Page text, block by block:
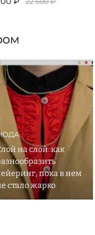
на слой: как
пока в нем
стало жарко